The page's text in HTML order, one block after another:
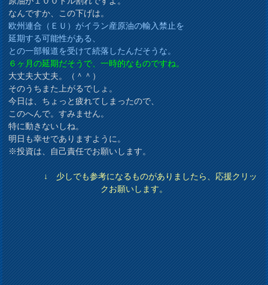
なんですか、この下げは。
欧州連合（ＥＵ）がイラン産原油の輸入禁止を
延期する可能性がある、
との一部報道を受けて続落したんだそうな。
６ヶ月の延期だそうで、一時的なものですね。
大丈夫大丈夫。（＾＾）
そのうちまた上がるでしょ。
今日は、ちょっと疲れてしまったので、
このへんで。すみません。
特に動きないしね。
明日も幸せでありますように。
※投資は、自己責任でお願いします。
↓ 少しでも参考になるものがありましたら、応援クリッ
クお願いします。